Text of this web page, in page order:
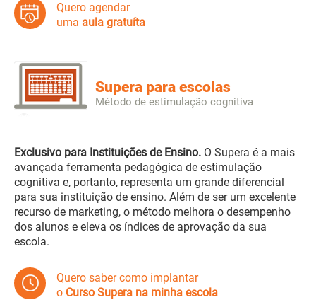
Quero agendar
uma aula gratuíta
Supera para escolas
Método de estimulação cognitiva
Exclusivo para Instituições de Ensino. O Supera é a mais
avançada ferramenta pedagógica de estimulação
cognitiva e, portanto, representa um grande diferencial
para sua instituição de ensino. Além de ser um excelente
recurso de marketing, o método melhora o desempenho
dos alunos e eleva os índices de aprovação da sua
escola.
Quero saber como implantar
o Curso Supera na minha escola